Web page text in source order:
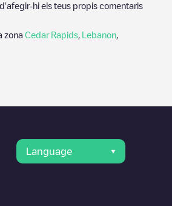
hi els teus propis comentaris
zona Cedar Rapids Lebanon
Language